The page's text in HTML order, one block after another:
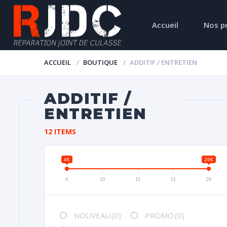
Accueil Nos
ACCUEIL BOUTIQUE ADDITIF / ENTRETIEN
ADDITIF /
ENTRETIEN
12 ITEMS
4€ 26€
4 10 15 21 26
NOUVEAU (0) PROMO (0)